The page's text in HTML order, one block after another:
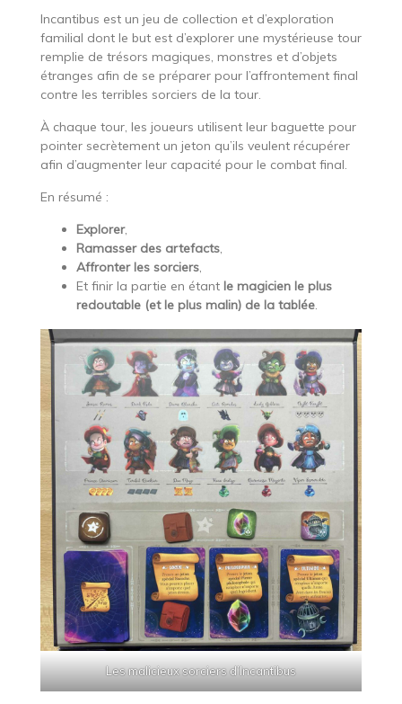
Incantibus est un jeu de collection et d’exploration
familial dont le but est d’explorer une mystérieuse tour
remplie de trésors magiques, monstres et d’objets
étranges afin de se préparer pour l’affrontement final
contre les terribles sorciers de la tour.
À chaque tour, les joueurs utilisent leur baguette pour
pointer secrètement un jeton qu’ils veulent récupérer
afin d’augmenter leur capacité pour le combat final.
En résumé :
Explorer,
Ramasser des artefacts,
Affronter les sorciers,
Et finir la partie en étant le magicien le plus
redoutable (et le plus malin) de la tablée.
Les malicieux sorciers d’Incantibus